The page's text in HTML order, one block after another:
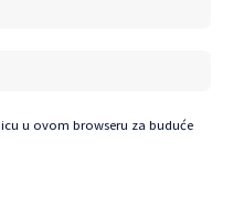
u ovom browseru za buduće